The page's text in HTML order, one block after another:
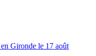
Gironde le 17 août